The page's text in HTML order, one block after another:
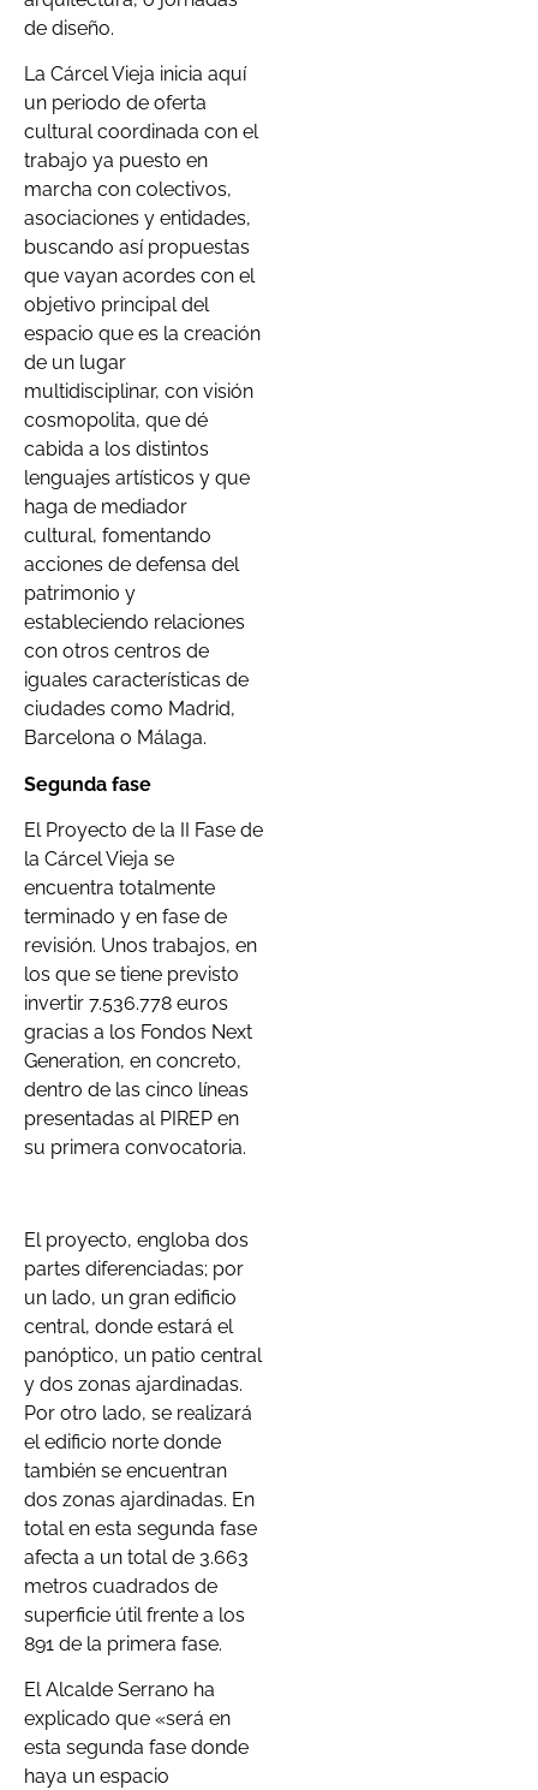
de diseño.
La Cárcel Vieja inicia aquí
un periodo de oferta
cultural coordinada con el
trabajo ya puesto en
marcha con colectivos,
asociaciones y entidades,
buscando así propuestas
que vayan acordes con el
objetivo principal del
espacio que es la creación
de un lugar
multidisciplinar, con visión
cosmopolita, que dé
cabida a los distintos
lenguajes artísticos y que
haga de mediador
cultural, fomentando
acciones de defensa del
patrimonio y
estableciendo relaciones
con otros centros de
iguales características de
ciudades como Madrid,
Barcelona o Málaga.
Segunda fase
El Proyecto de la II Fase de
la Cárcel Vieja se
encuentra totalmente
terminado y en fase de
revisión. Unos trabajos, en
los que se tiene previsto
invertir 7.536.778 euros
gracias a los Fondos Next
Generation, en concreto,
dentro de las cinco líneas
presentadas al PIREP en
su primera convocatoria.
El proyecto, engloba dos
partes diferenciadas; por
un lado, un gran edificio
central, donde estará el
panóptico, un patio central
y dos zonas ajardinadas.
Por otro lado, se realizará
el edificio norte donde
también se encuentran
dos zonas ajardinadas. En
total en esta segunda fase
afecta a un total de 3.663
metros cuadrados de
superficie útil frente a los
891 de la primera fase.
El Alcalde Serrano ha
explicado que «será en
esta segunda fase donde
haya un espacio